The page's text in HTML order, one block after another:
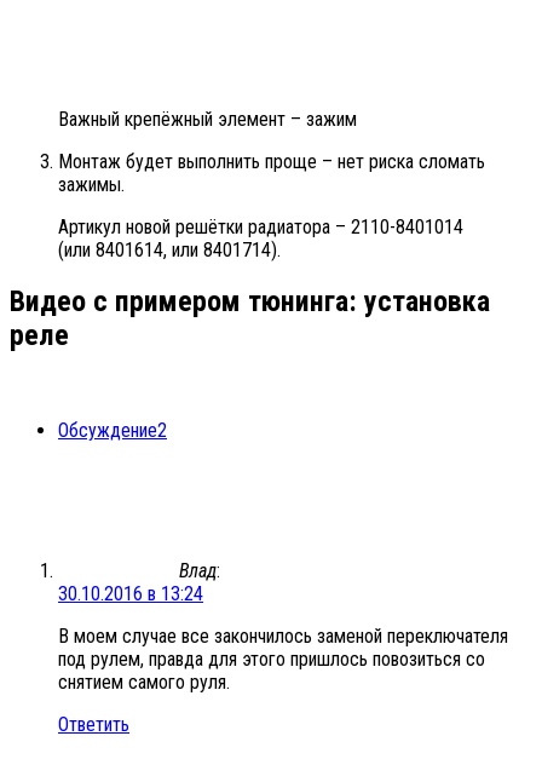
Важный крепёжный элемент – зажим
Монтаж будет выполнить проще – нет риска сломать
зажимы.
Артикул новой решётки радиатора – 2110-8401014
(или 8401614, или 8401714).
Видео с примером тюнинга: установка
реле
Обсуждение2
Влад:
30.10.2016 в 13:24
В моем случае все закончилось заменой переключателя
под рулем, правда для этого пришлось повозиться со
снятием самого руля.
Ответить